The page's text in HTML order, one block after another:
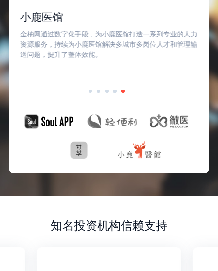
小鹿医馆
金柚网通过数字化手段，为小鹿医馆打造一系列专业的人力
资源服务，持续为小鹿医馆解决多城市多岗位人才和管理输
送问题，提升了整体效能。
知名投资机构信赖支持